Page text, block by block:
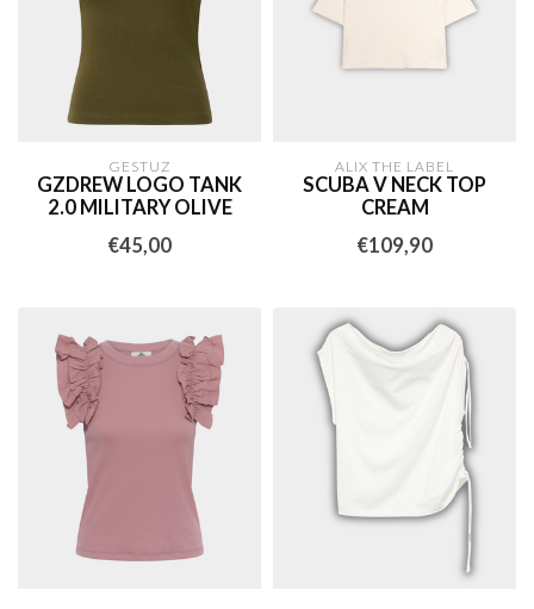
GESTUZ
GZDREW LOGO TANK
2.0 MILITARY OLIVE
€45,00
ALIX THE LABEL
SCUBA V NECK TOP
CREAM
€109,90